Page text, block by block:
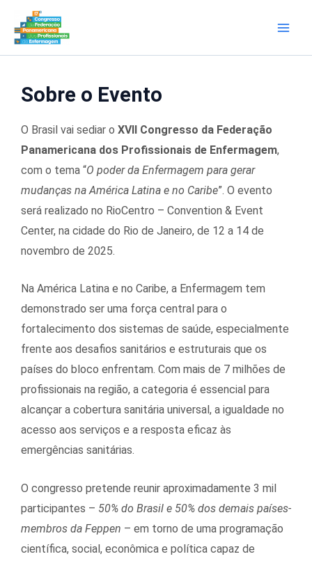
para
conteúdo
Sobre o Evento
O Brasil vai sediar o XVII Congresso da Federação
Panamericana dos Profissionais de Enfermagem,
com o tema “O poder da Enfermagem para gerar
mudanças na América Latina e no Caribe”. O evento
será realizado no RioCentro – Convention & Event
Center, na cidade do Rio de Janeiro, de 12 a 14 de
novembro de 2025.
Na América Latina e no Caribe, a Enfermagem tem
demonstrado ser uma força central para o
fortalecimento dos sistemas de saúde, especialmente
frente aos desafios sanitários e estruturais que os
países do bloco enfrentam. Com mais de 7 milhões de
profissionais na região, a categoria é essencial para
alcançar a cobertura sanitária universal, a igualdade no
acesso aos serviços e a resposta eficaz às
emergências sanitárias.
O congresso pretende reunir aproximadamente 3 mil
participantes – 50% do Brasil e 50% dos demais países-
membros da Feppen – em torno de uma programação
científica, social, econômica e política capaz de